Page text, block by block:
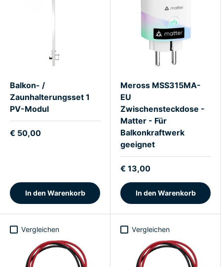
Balkon- /
Zaunhalterungsset 1
PV-Modul
€ 50,00
In den Warenkorb
Meross MSS315MA-
EU
Zwischensteckdose -
Matter - Für
Balkonkraftwerk
geeignet
€ 13,00
In den Warenkorb
Vergleichen Vergleichen